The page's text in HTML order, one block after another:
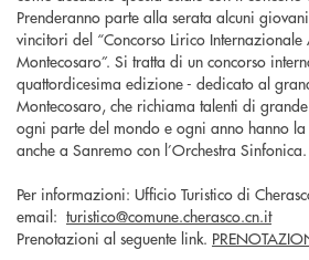
Prenderanno parte alla serata alcuni
vincitori del “Concorso Lirico
Montecosaro”. Si tratta di un concorso
quattordicesima edizione - dedicato al
Montecosaro, che richiama talenti di
ogni parte del mondo e ogni anno hanno
anche a Sanremo con l’Orchestra Sinfonica.
Per informazioni: Ufficio Turistico di
email: turistico@comune.cherasco.cn.it
Prenotazioni al seguente link.